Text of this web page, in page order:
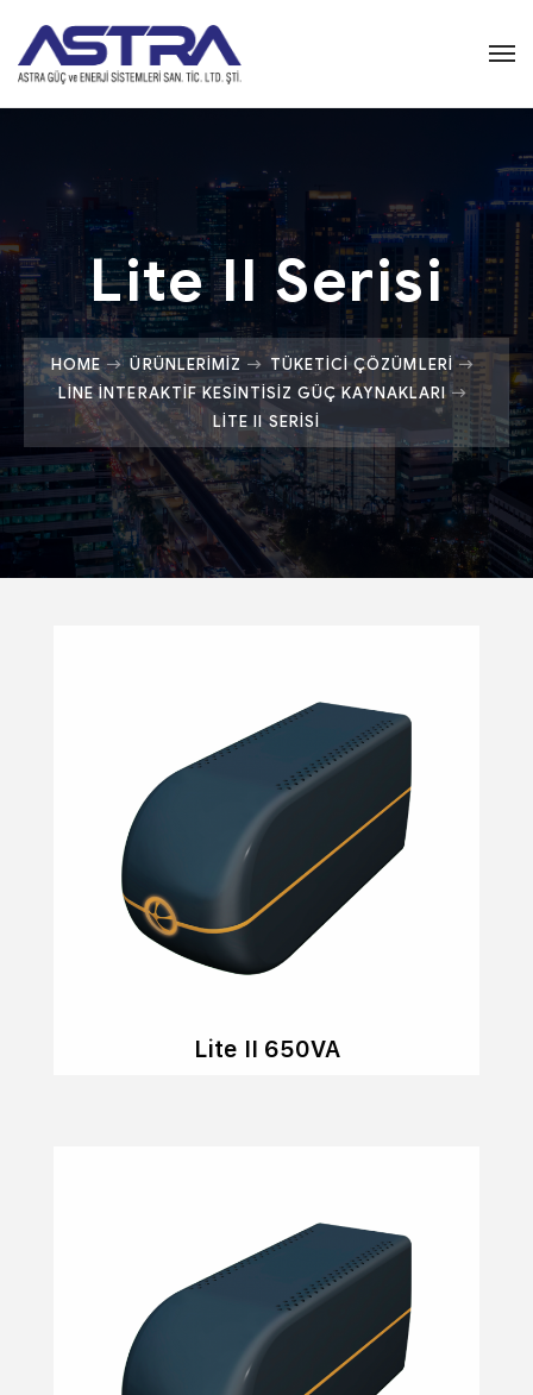
Lite II Serisi
HOME ÜRÜNLERIMIZ
TÜKETICI ÇÖZÜMLERI
LINE İNTERAKTIF KESINTISIZ GÜÇ KAYNAKLARI
LITE II SERISI
Lite II 650VA